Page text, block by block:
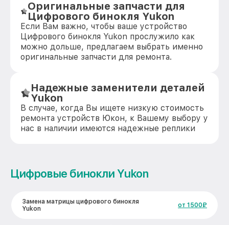
Оригинальные запчасти для
Цифрового бинокля Yukon
Если Вам важно, чтобы ваше устройство
Цифрового бинокля Yukon прослужило как
можно дольше, предлагаем выбрать именно
оригинальные запчасти для ремонта.
Надежные заменители деталей
Yukon
В случае, когда Вы ищете низкую стоимость
ремонта устройств Юкон, к Вашему выбору у
нас в наличии имеются надежные реплики
Цифровые бинокли Yukon
Замена матрицы цифрового бинокля
Yukon
от 1500₽